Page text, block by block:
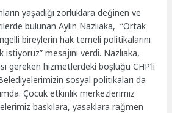
yaşadığı zorluklara değinen ve
bulunan Aylin Nazlıaka, “Ortak
bireylerin hak temeli politikalarını
mesajını verdi. Nazlıaka,
gereken hizmetlerdeki boşluğu CHP’li
sosyal politikaları da
Çocuk etkinlik merkezlerimiz
baskılara, yasaklara rağmen